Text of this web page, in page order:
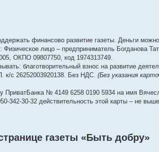
финансово развитие газеты. Деньги
лицо – предприниматель Богданова
ОКПО 09807750, код 1974313749.
благотворительный взнос на развитие
к/с 26252003920138. Без НДС. (Без указания
ПриватБанка № 4149 6258 0190 5934 на имя
342-30-32 действительность этой карты – не
газеты «Быть добру»